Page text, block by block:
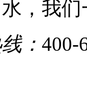
，我
： 400-